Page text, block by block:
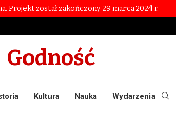
Projekt został zakończony 29 marca 2024 r.
Godność
Kultura Nauka Wydarzenia